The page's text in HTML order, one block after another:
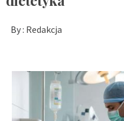
By : Redakcja